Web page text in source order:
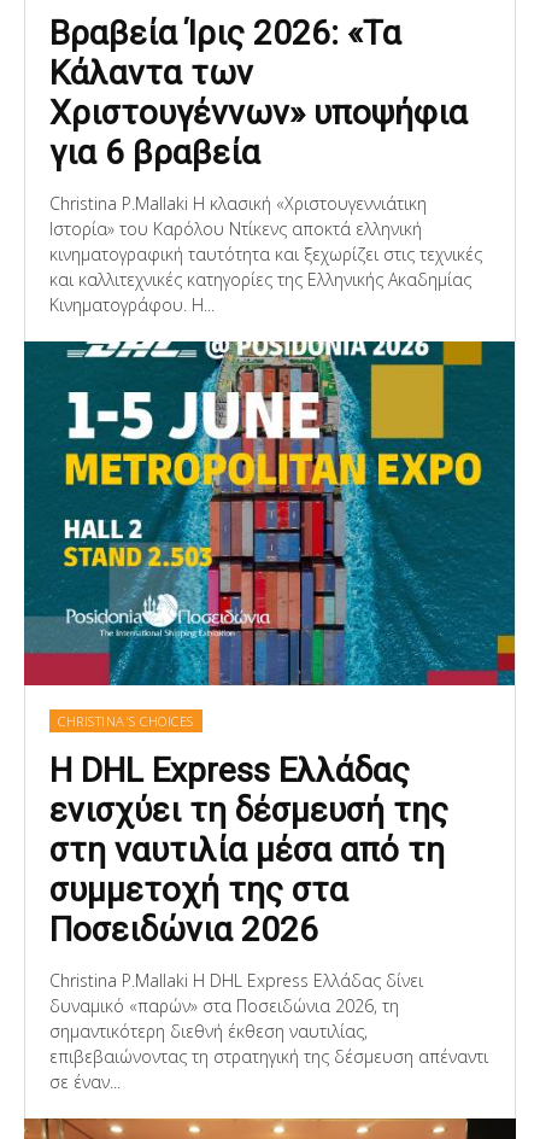
Βραβεία Ίρις 2026: «Τα
Κάλαντα των
Χριστουγέννων» υποψήφια
για 6 βραβεία
Christina P.Mallaki Η κλασική «Χριστουγεννιάτικη
Ιστορία» του Καρόλου Ντίκενς αποκτά ελληνική
κινηματογραφική ταυτότητα και ξεχωρίζει στις τεχνικές
και καλλιτεχνικές κατηγορίες της Ελληνικής Ακαδημίας
Κινηματογράφου. Η...
CHRISTINA'S CHOICES
Η DHL Express Ελλάδας
ενισχύει τη δέσμευσή της
στη ναυτιλία μέσα από τη
συμμετοχή της στα
Ποσειδώνια 2026
Christina P.Mallaki Η DHL Express Ελλάδας δίνει
δυναμικό «παρών» στα Ποσειδώνια 2026, τη
σημαντικότερη διεθνή έκθεση ναυτιλίας,
επιβεβαιώνοντας τη στρατηγική της δέσμευση απέναντι
σε έναν...